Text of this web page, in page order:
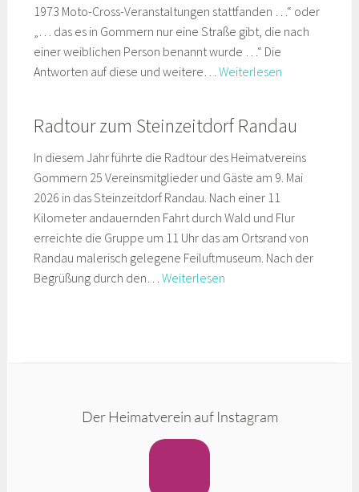
1973 Moto-Cross-Veranstaltungen stattfanden …“ oder
„… das es in Gommern nur eine Straße gibt, die nach
einer weiblichen Person benannt wurde …“ Die
Antworten auf diese und weitere… WeiterlesenGommerns
Radtour zum Steinzeitdorf Randau
In diesem Jahr führte die Radtour des Heimatvereins
Gommern 25 Vereinsmitglieder und Gäste am 9. Mai
2026 in das Steinzeitdorf Randau. Nach einer 11
Kilometer andauernden Fahrt durch Wald und Flur
erreichte die Gruppe um 11 Uhr das am Ortsrand von
Randau malerisch gelegene Feiluftmuseum. Nach der
Begrüßung durch den… WeiterlesenRadtour
Der Heimatverein auf Instagram